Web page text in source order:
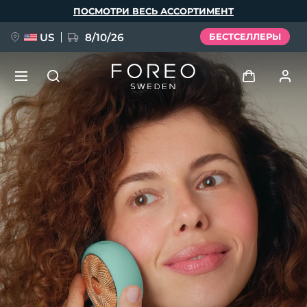
ПОСМОТРИ ВЕСЬ АССОРТИМЕНТ
US 8/10/26 БЕСТСЕЛЛЕРЫ
Войти
Профиль пользователя
Мои приборы
Мои заказы
Мои адреса
Мои подписки
НОВИНКА
FAQ™ Pure Beauty-Tech Elixir
BREAKING NEWS
issa™ Teeth Whitening Set
Язык
English Deutsch
Español
Français
Italiano
Português
Polski
Svenska
Русский
Türkçe
简体中文 繁體中文